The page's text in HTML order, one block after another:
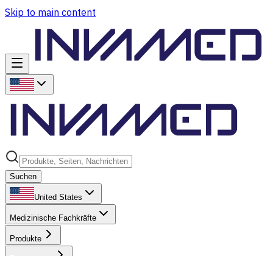
Skip to main content
Suchen
United States
Medizinische Fachkräfte
Produkte